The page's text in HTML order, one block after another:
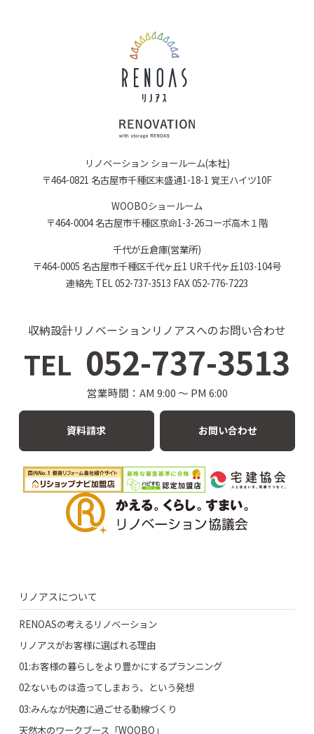
リノベーション ショールーム(本社)
〒464-0821 名古屋市千種区末盛通1-18-1 覚王ハイツ10F
WOOBOショールーム
〒464-0004 名古屋市千種区京命1-3-26コーポ高木１階
千代が丘倉庫(営業所)
〒464-0005 名古屋市千種区千代ヶ丘1 UR千代ヶ丘103-104号
連絡先 TEL 052-737-3513 FAX 052-776-7223
収納設計リノベーションリノアスへのお問い合わせ
TEL 052-737-3513
営業時間：AM 9:00 〜 PM 6:00
資料請求 お問い合わせ
リノアスについて
RENOASの考えるリノベーション
リノアスがお客様に選ばれる理由
01:お客様の暮らしをより豊かにするプランニング
02:ないものは造ってしまおう、という発想
03:みんなが快適に過ごせる動線づくり
天然木のワークブース「WOOBO」